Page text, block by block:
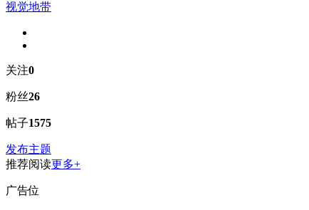
视觉地带
关注0
粉丝26
帖子1575
发布主题
推荐阅读更多+
广告位